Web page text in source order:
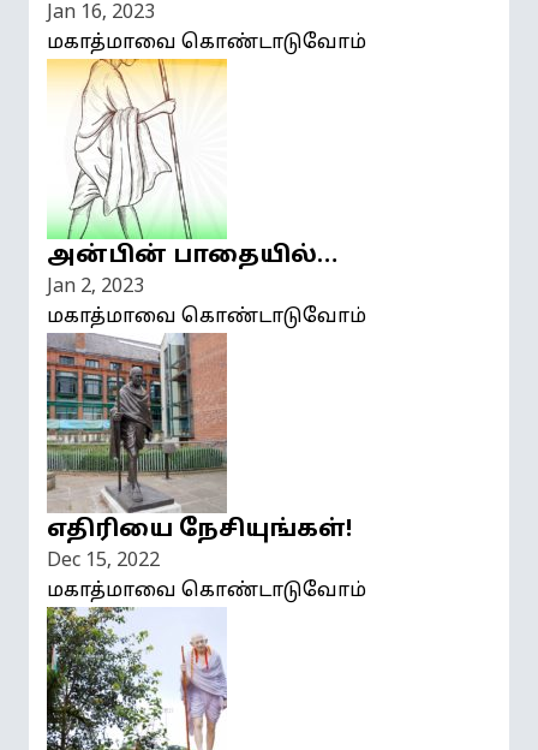
Jan 16, 2023
மகாத்மாவை கொண்டாடுவோம்
அன்பின் பாதையில்…
Jan 2, 2023
மகாத்மாவை கொண்டாடுவோம்
எதிரியை நேசியுங்கள்!
Dec 15, 2022
மகாத்மாவை கொண்டாடுவோம்